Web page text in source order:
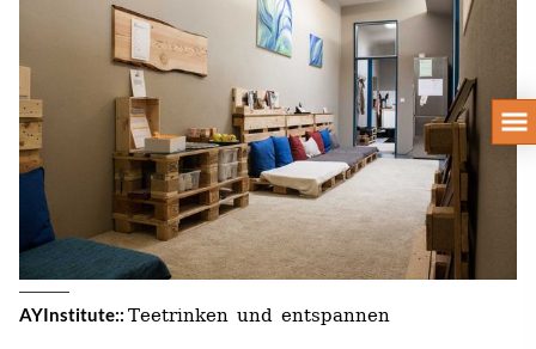
AYInstitute:: Teetrinken und entspannen